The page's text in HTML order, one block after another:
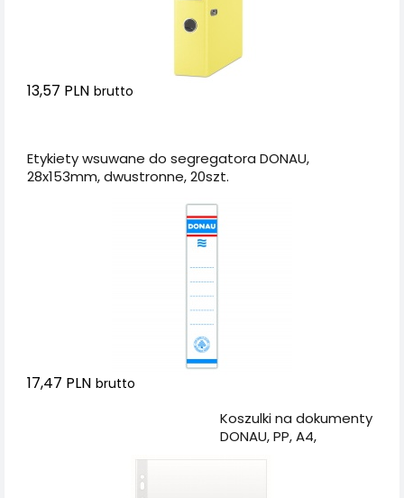
13,57 PLN brutto
Etykiety wsuwane do segregatora DONAU,
28x153mm, dwustronne, 20szt.
17,47 PLN brutto
Koszulki na dokumenty
DONAU, PP, A4,